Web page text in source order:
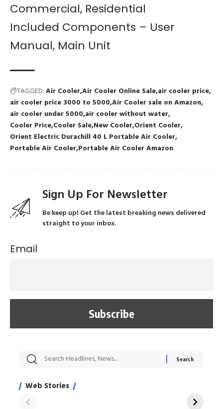
Commercial, Residential
Included Components – User
Manual, Main Unit
TAGGED:Air CoolerAir Cooler Online Sale air cooler price
air cooler price 3000 to 5000 Air Cooler sale on Amazon
air cooler under 5000 air cooler without water
Cooler Price Cooler Sale New Cooler Orient Cooler
Orient Electric Durachill 40 L Portable Air Cooler
Portable Air Cooler Portable Air Cooler Amazon
Sign Up For Newsletter
Be keep up! Get the latest breaking news delivered
straight to your inbox.
Email
Web Stories
सट्टेबाजी में अरेस्ट हुए
साहिल खान
रोज एक कच्चे लहसुन